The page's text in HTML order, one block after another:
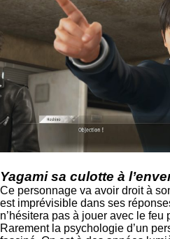
Yagami sa culotte à
Ce personnage va avoir droit à
est imprévisible dans ses
n’hésitera pas à jouer avec le feu
Rarement la psychologie d’un